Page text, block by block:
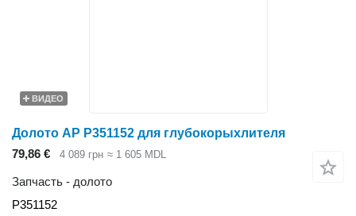
ВИДЕО
Долото AP P351152 для глубокорыхлителя
79,86 €
4 089 грн ≈ 1 605 MDL
Запчасть - долото
P351152